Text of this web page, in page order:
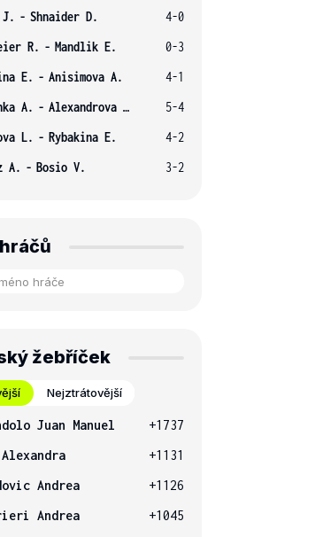
J. - Shnaider D.
4-0
R. - Mandlik E.
0-3
E. - Anisimova A.
4-1
A. - Alexandrova E.
5-4
L. - Rybakina E.
4-2
A. - Bosio V. 3-2
žebříček
Nejztrátovější
Juan Manuel
+1737
+1131
Andrea
+1126
Andrea
+1045